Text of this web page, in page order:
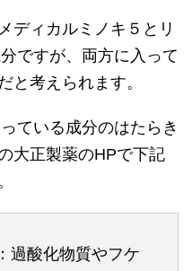
ディカルミノキ５とリ
ですが、両方に入って
と考えられます。
ている成分のはたらき
大正製薬のHPで下記
過酸化物質やフケ